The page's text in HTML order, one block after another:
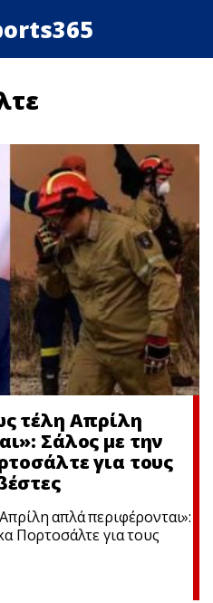
τέλη Απρίλη
Σάλος με την
για τους
απλά περιφέρονται»:
Πορτοσάλτε για τους